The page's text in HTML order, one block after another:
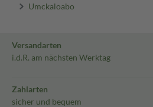
Umckaloabo
Versandarten
i.d.R. am nächsten Werktag
Zahlarten
sicher und bequem